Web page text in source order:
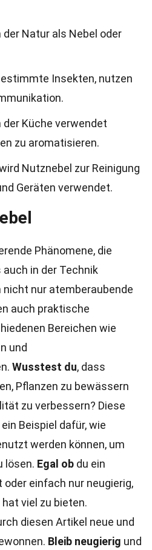
Natur als Nebel oder
Insekten, nutzen
der Küche verwendet
zu aromatisieren.
Nutznebel zur Reinigung
Geräten verwendet.
Phänomene, die
in der Technik
nur atemberaubende
auch praktische
Bereichen wie
und
Wusstest du, dass
Pflanzen zu bewässern
zu verbessern? Diese
Beispiel dafür, wie
werden können, um
lösen. Egal ob du ein
einfach nur neugierig,
viel zu bieten.
diesen Artikel neue und
Bleib neugierig und